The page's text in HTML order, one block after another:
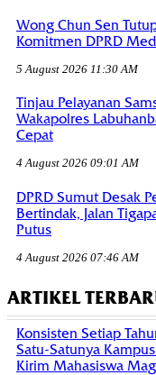
Wong Chun Sen
Komitmen DPRD
5 August 2026 11:30 AM
Tinjau Pelayanan
Wakapolres
Cepat
4 August 2026 09:01 AM
DPRD Sumut Desak
Bertindak, Jalan
Putus
4 August 2026 07:46 AM
ARTIKEL
Konsisten Setiap
Satu-Satunya
Kirim Mahasiswa